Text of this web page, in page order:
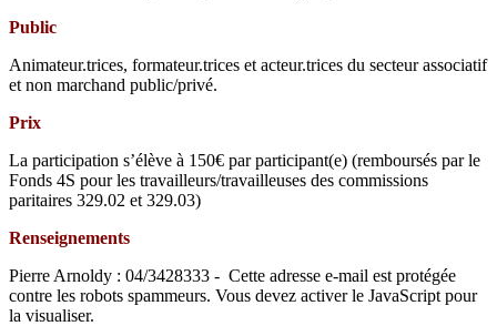
Public
Animateur.trices, formateur.trices et acteur.trices du secteur associatif
et non marchand public/privé.
Prix
La participation s’élève à 150€ par participant(e) (remboursés par le
Fonds 4S pour les travailleurs/travailleuses des commissions
paritaires 329.02 et 329.03)
Renseignements
Pierre Arnoldy : 04/3428333 - Cette adresse e-mail est protégée
contre les robots spammeurs. Vous devez activer le JavaScript pour
la visualiser.